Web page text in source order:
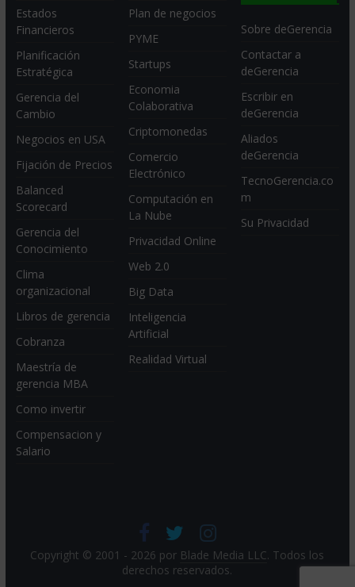
Estados
Financieros
Planificación
Estratégica
Gerencia del
Cambio
Negocios en USA
Fijación de Precios
Balanced
Scorecard
Gerencia del
Conocimiento
Clima
organizacional
Libros de gerencia
Cobranza
Maestría de
gerencia MBA
Como invertir
Compensacion y
Salario
Plan de negocios
PYME
Startups
Economia
Colaborativa
Criptomonedas
Comercio
Electrónico
Computación en
La Nube
Privacidad Online
Web 2.0
Big Data
Inteligencia
Artificial
Realidad Virtual
Sobre deGerencia
Contactar a
deGerencia
Escribir en
deGerencia
Aliados
deGerencia
TecnoGerencia.co
m
Su Privacidad
Copyright © 2001 - 2026 por Blade Media LLC. Todos los
derechos reservados.